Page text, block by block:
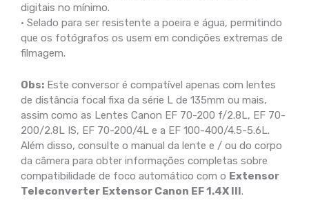
digitais no mínimo.
• Selado para ser resistente a poeira e água, permitindo
que os fotógrafos os usem em condições extremas de
filmagem.
Obs: Este conversor é compatível apenas com lentes
de distância focal fixa da série L de 135mm ou mais,
assim como as Lentes Canon EF 70-200 f/2.8L, EF 70-
200/2.8L IS, EF 70-200/4L e a EF 100-400/4.5-5.6L.
Além disso, consulte o manual da lente e / ou do corpo
da câmera para obter informações completas sobre
compatibilidade de foco automático com o Extensor
Teleconverter Extensor Canon EF 1.4X III.